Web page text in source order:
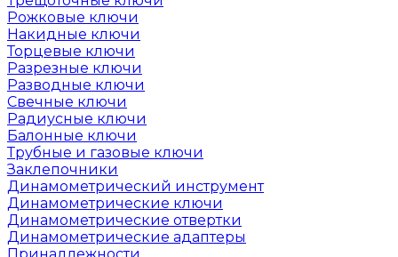
Рожковые ключи
Накидные ключи
Торцевые ключи
Разрезные ключи
Разводные ключи
Свечные ключи
Радиусные ключи
Балонные ключи
Трубные и газовые ключи
Заклепочники
Динамометрический инструмент
Динамометрические ключи
Динамометрические отвертки
Динамометрические адаптеры